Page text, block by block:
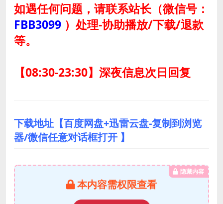
如遇任何问题，请联系站长（微信号：
FBB3099 ） 处理-协助播放/下载/退款
等。
【08:30-23:30】深夜信息次日回复
下载地址【百度网盘+迅雷云盘-复制到浏览
器/微信任意对话框打开 】
隐藏内容
本内容需权限查看